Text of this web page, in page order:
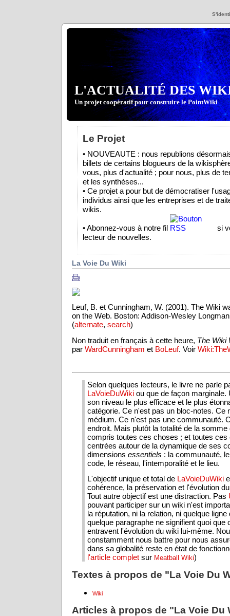
L'ACTUALITÉ DES
Un projet coopératif pour construire le PointWiki
Le Projet
• NOUVEAUTE : nous republions
billets de certains blogueurs de la
vous, plus d'actualité ; pour nous, plus de
et les synthèses...
• Ce projet a pour but de démocratiser
individus ainsi que les entreprises et de
wikis.
• Abonnez-vous à notre fil
si
lecteur de nouvelles.
La Voie Du Wiki
Leuf, B. et Cunningham, W. (2001). The Wiki
on the Web. Boston: Addison-Wesley
(alternate, search)
Non traduit en français à cette heure, The Wiki
par WardCunningham et BoLeuf. Voir
Selon quelques lecteurs, le livre ne parle
LaVoieDuWikiou que de façon marginale.
son niveau le plus efficace et le plus
catégorie. Ce n'est pas un bloc-notes. Ce
médium. Ce n'est pas une communauté.
endroit. Mais plutôt la totalité de la somme
compris toutes ces choses ; et toutes ces
centrées autour de la dynamique de ses
dimensions essentiels : la communauté,
code, le réseau, l'intemporalité et le lieu.
L'objectif unique et total de LaVoieDuWiki
cohérence, la préservation et l'évolution
Tout autre objectif est une distraction. Pas
pouvant participer sur un wiki n'est
la réputation, ni la relation, ni quelque ligne
quelque paragraphe ne signifient quoi que
entravent l'évolution du wiki lui-même.
constamment nous battre pour nous
dans sa globalité reste en état de
l'article complet sur Meatball Wiki)
Textes à propos de "La Voie Du
Wiki
Articles à propos de "La Voie Du